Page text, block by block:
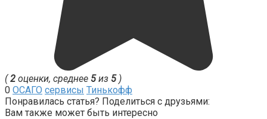
(2 оценки, среднее 5из 5)
0 ОСАГО сервисы Тинькофф
Понравилась статья? Поделиться с друзьями:
Вам также может быть интересно